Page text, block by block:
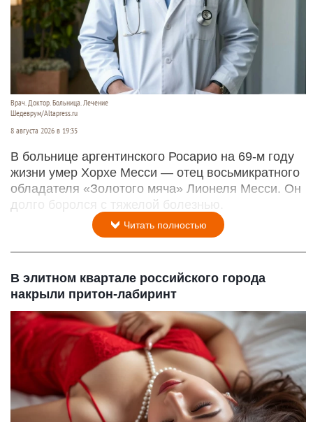
Врач. Доктор. Больница. Лечение
Шедеврум/Altapress.ru
8 августа 2026 в 19:35
В больнице аргентинского Росарио на 69-м году
жизни умер Хорхе Месси — отец восьмикратного
обладателя «Золотого мяча» Лионеля Месси. Он
долго боролся с тяжелой болезнью.
Читать полностью
В элитном квартале российского города
накрыли притон-лабиринт